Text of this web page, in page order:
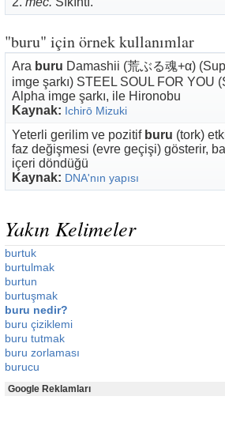
"buru" için örnek kullanımlar
Ara buru Damashii (荒ぶる魂+α)
imge şarkı) STEEL SOUL FOR YOU
Alpha imge şarkı, ile Hironobu
Kaynak: Ichirō Mizuki
Yeterli gerilim ve pozitif buru (tork)
faz değişmesi (evre geçişi) gösterir,
içeri döndüğü
Kaynak: DNA'nın yapısı
Yakın Kelimeler
burtuk
burtulmak
burtun
burtuşmak
buru nedir?
buru çiziklemi
buru tutmak
buru zorlaması
burucu
Google Reklamları